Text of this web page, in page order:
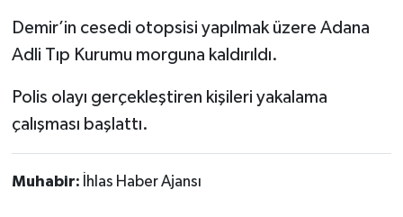
Demir’in cesedi otopsisi yapılmak üzere Adana
Adli Tıp Kurumu morguna kaldırıldı.
Polis olayı gerçekleştiren kişileri yakalama
çalışması başlattı.
Muhabir: İhlas Haber Ajansı